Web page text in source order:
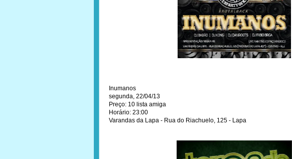
Inumanos
segunda, 22/04/13
Preço: 10 lista amiga
Horário: 23:00
Varandas da Lapa - Rua do Riachuelo, 125 - Lapa